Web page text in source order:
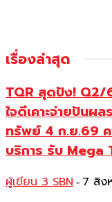
เรื่องล่าสุด
TQR สุดปัง! Q2/
ใจดีเคาะจ่ายปันผ
ทรัพย์ 4 ก.ย.69
บริการ รับ Mega
ผู้เขียน 3 SBN - 7 สิง